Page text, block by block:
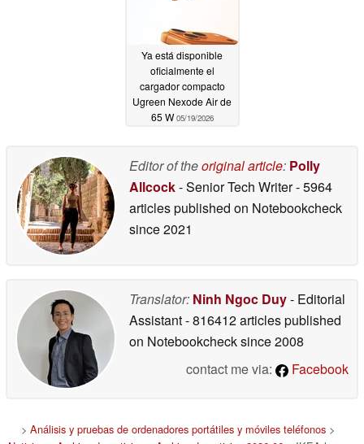
Ya está disponible
oficialmente el
cargador compacto
Ugreen Nexode Air de
65 W05/19/2026
Editor of theoriginal article: Polly
Allcock- Senior Tech Writer- 5964
articles published on Notebookcheck
since 2021
Translator: Ninh Ngoc Duy- Editorial
Assistant- 816412 articles published
on Notebookchecksince 2008
contact me via:
Facebook
> Análisis y pruebas de ordenadores portátiles y móviles teléfonos >